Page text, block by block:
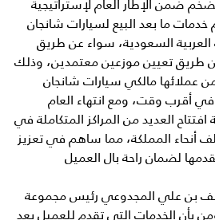
ضمن الإطار العام لإستراتيجية
ما بعد البيع لسيارات شانجان
العربية السعودية، سواء عن طريق
طريق تعيين موزعين معتمدين، وذلك
عملائها مالكي سيارات شانجان
في أقرب وقت، ومع انتهاء العام
العديد من المراكز المتكاملة في
أنحاء المملكة، مما ساهم في تعزيز
لضمان راحة بال العميل
بن علي المجدوعي رئيس مجموعة
بأن الخدمات التي تقدم للعميل بعد